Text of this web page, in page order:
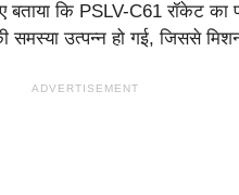
बताया कि PSLV-C61 रॉकेट
उत्पन्न हो गई, जिससे मिशन
ADVERTISEMENT